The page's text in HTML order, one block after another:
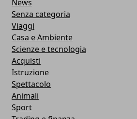
News
Senza categoria
Viaggi
Casa e Ambiente
Scienze e tecnologia
Acquisti
Istruzione
Spettacolo
Animali
Sport